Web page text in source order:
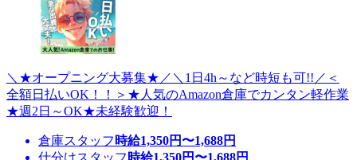
＼★オープニング大募集★／＼1日4h～など時短も可!!／＜
全額日払いOK！！＞★人気のAmazon倉庫でカンタン軽作業
★週2日～OK★未経験歓迎！
倉庫スタッフ 時給1,350円〜1,688円
仕分けスタッフ 時給1,350円〜1,688円